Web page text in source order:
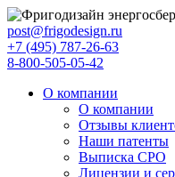
post@frigodesign.ru
+7 (495) 787-26-63
8-800-505-05-42
О компании
О компании
Отзывы
Наши патенты
Выписка СРО
Лицензии и